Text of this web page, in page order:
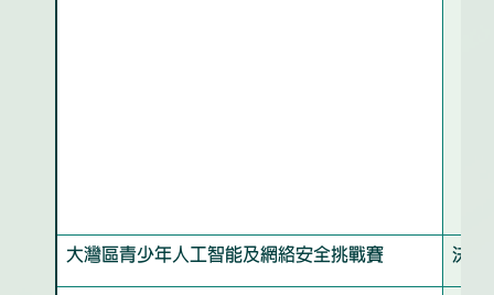
大灣區青少年人工智能及網絡安全挑戰賽 決賽